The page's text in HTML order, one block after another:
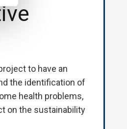
to have an
the identification of
health problems,
on the sustainability